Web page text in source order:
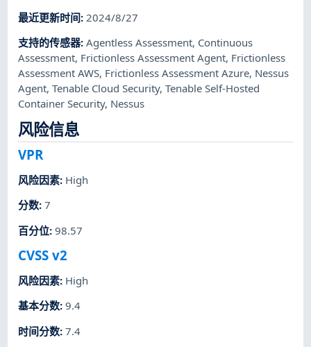
最近更新时间: 2024/8/27
支持的传感器:Agentless Assessment, Continuous
Assessment, Frictionless Assessment Agent, Frictionless
Assessment AWS, Frictionless Assessment Azure, Nessus
Agent,Tenable Cloud Security,Tenable Self-Hosted
Container Security, Nessus
风险信息
VPR
风险因素: High
分数:7
百分位:98.57
CVSS v2
风险因素: High
基本分数:9.4
时间分数:7.4